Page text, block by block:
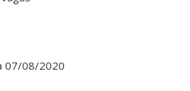
07/08/2020